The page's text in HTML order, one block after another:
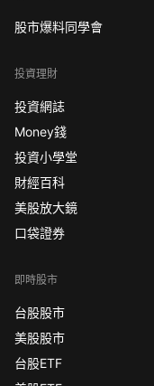
股市爆料同學會
投資理財
投資網誌
Money錢
投資小學堂
財經百科
美股放大鏡
口袋證券
即時股市
台股股市
美股股市
台股ETF